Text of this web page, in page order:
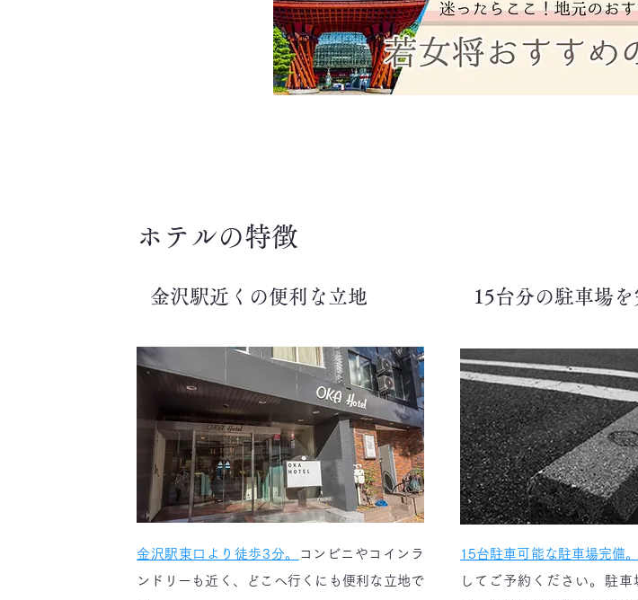
ホテルの特徴
金沢駅近くの便利な立地
金沢駅東口より徒歩3分。
コンビニやコインラ
ンドリーも近く、どこへ行くにも便利な立地で
問い合わせ
15台分の駐車場を
15台駐車可能な駐車場完備。
してご予約ください。駐